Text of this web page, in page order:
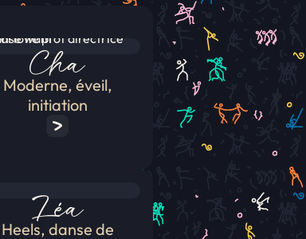
Cha
Moderne, éveil,
initiation
Léa
Heels, danse de